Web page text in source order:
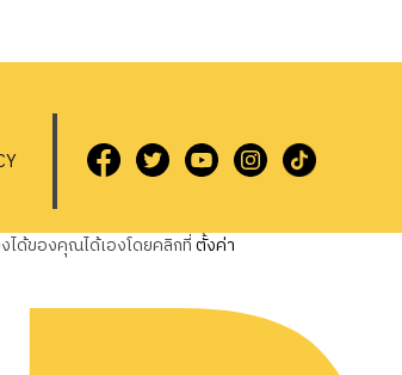
ได้ของคุณได้เองโดยคลิกที่ตั้งค่า